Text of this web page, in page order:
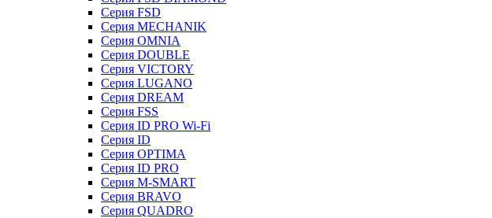
Серия FSD
Серия MECHANIK
Серия OMNIA
Серия DOUBLE
Серия VICTORY
Серия LUGANO
Серия DREAM
Серия FSS
Серия ID PRO Wi-Fi
Серия ID
Серия OPTIMA
Серия ID PRO
Серия M-SMART
Серия BRAVO
Серия QUADRO